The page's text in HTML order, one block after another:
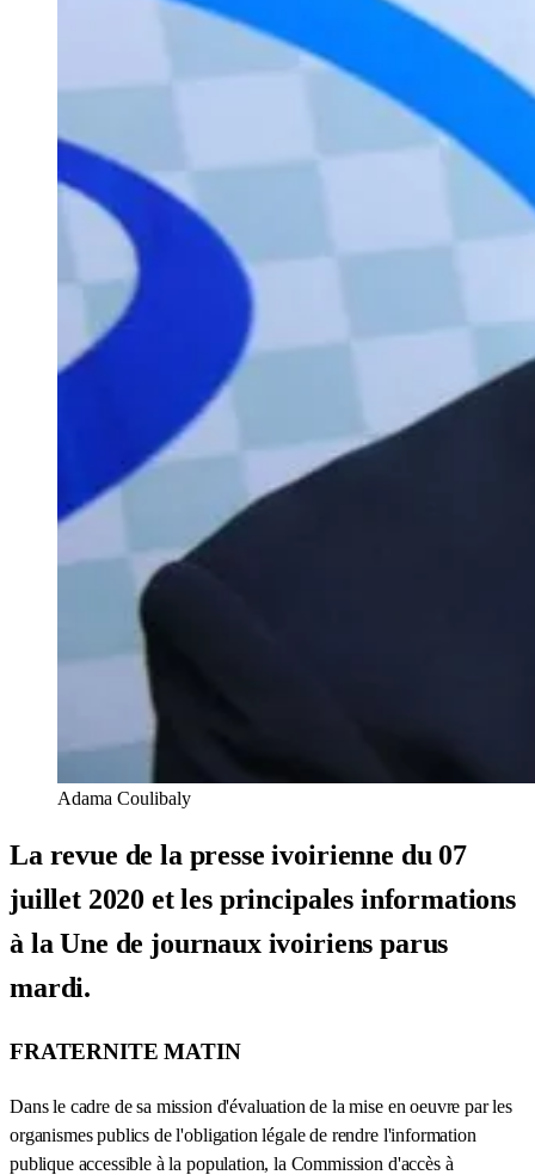
Adama Coulibaly
La revue de la presse ivoirienne du 07
juillet 2020 et les principales informations
à la Une de journaux ivoiriens parus
mardi.
FRATERNITE MATIN
Dans le cadre de sa mission d'évaluation de la mise en oeuvre par les
organismes publics de l'obligation légale de rendre l'information
publique accessible à la population, la Commission d'accès à